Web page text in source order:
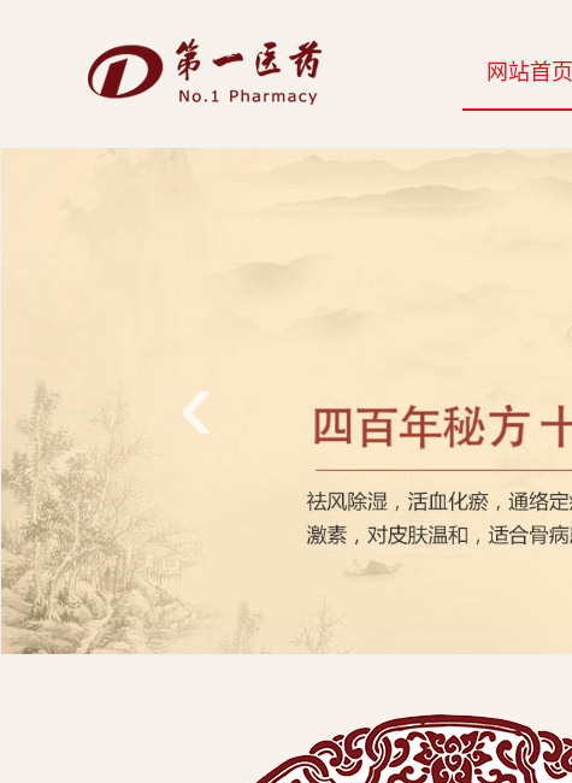
网
科
技
发
展
有
网站首页
‹